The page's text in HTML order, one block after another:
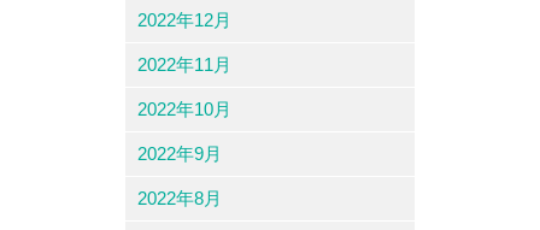
2022年12月
2022年11月
2022年10月
2022年9月
2022年8月